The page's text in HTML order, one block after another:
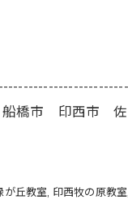
船橋市 印西市
が丘教室 印西牧の原教室